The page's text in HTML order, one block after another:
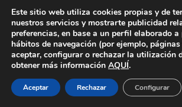
Este sitio web utiliza cookies propias y de
nuestros servicios y mostrarte publicidad
preferencias, en base a un perfil elaborado
hábitos de navegación (por ejemplo,
aceptar, configurar o rechazar la utilización
obtener más información AQUÍ.
Aceptar Rechazar Configurar